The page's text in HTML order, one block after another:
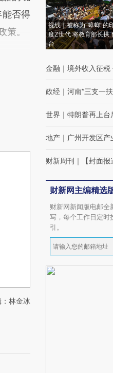
否得
策。
林金冰
视线｜被称为“蟑螂”的
度Z世代 将教育部长拱
台
金融 ｜ 境外收入征税
政经 ｜ 河南“三支一
世界 ｜ 特朗普再上台
地产 ｜ 广州开发区产
财新周刊 ｜ 【封面
财新网主编精选
财新网新闻版电邮全
写，每个工作日定时
引。